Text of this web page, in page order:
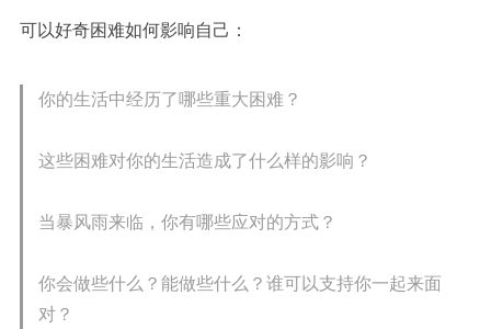
可以好奇困难如何影响自己：
你的生活中经历了哪些重大困难？
这些困难对你的生活造成了什么样的影响？
当暴风雨来临，你有哪些应对的方式？
你会做些什么？能做些什么？谁可以支持你一起来面
对？